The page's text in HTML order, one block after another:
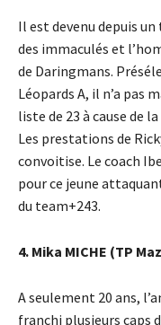
Il est devenu depuis
des immaculés et
de Daringmans.
Léopards A, il n’a pas
liste de 23 à cause de
Les prestations de
convoitise. Le coach
pour ce jeune
du team+243.
4. Mika MICHE (TP
A seulement 20 ans,
franchi plusieurs caps